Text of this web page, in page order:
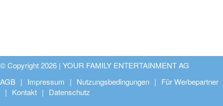
© Copyright 2026 | YOUR FAMILY ENTERTAINMENT AG
AGB
Impressum Nutzungsbedingungen
Für Werbepartner
Kontakt
Datenschutz